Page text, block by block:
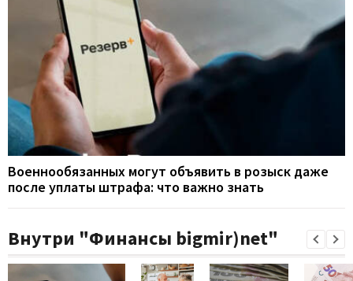
Военнообязанных могут объявить в розыск даже
после уплаты штрафа: что важно знать
Внутри "Финансы bigmir)net"